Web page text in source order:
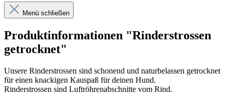
Menü schließen
Produktinformationen "Rinderstrossen
getrocknet"
Unsere Rinderstrossen sind schonend und naturbelassen getrocknet
für einen knackigen Kauspaß für deinen Hund.
Rinderstrossen sind Luftröhrenabschnitte vom Rind.